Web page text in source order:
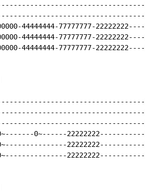
|
44444444-77777777-22222222----|
44444444-77777777-22222222----|
44444444-77777777-22222222----|
|
|
0~------22222222-----------|
22222222-----------|
22222222-----------|